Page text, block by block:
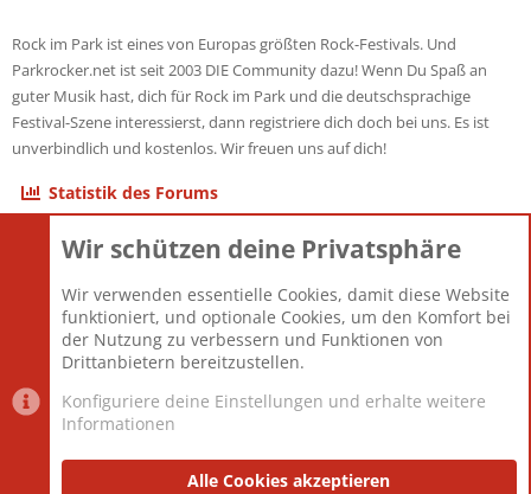
Rock im Park ist eines von Europas größten Rock-Festivals. Und
Parkrocker.net ist seit 2003 DIE Community dazu! Wenn Du Spaß an
guter Musik hast, dich für Rock im Park und die deutschsprachige
Festival-Szene interessierst, dann registriere dich doch bei uns. Es ist
unverbindlich und kostenlos. Wir freuen uns auf dich!
Statistik des Forums
Themen
Mitglieder
12.427
Neuestes Mitglied
Berlin
Datenschutzerklärung Impressum
Wir schützen deine Privatsphäre
Wir verwenden essentielle Cookies, damit diese Website
funktioniert, und optionale Cookies, um den Komfort bei
der Nutzung zu verbessern und Funktionen von
Drittanbietern bereitzustellen.
Konfiguriere deine Einstellungen und erhalte weitere
Informationen
Alle Cookies akzeptieren